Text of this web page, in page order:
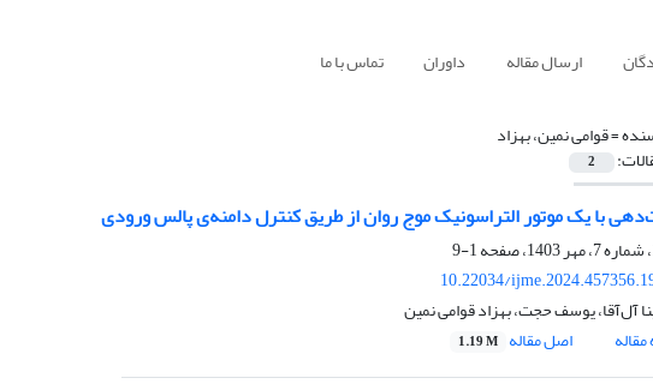
ارسال مقاله داوران تماس با ما
=قوامی نمین، بهزاد
2
با یک موتور التراسونیک موج روان از طریق کنترل دامنه‌ی پالس ورودی
1-9
10.22034/
آل‌آقا، یوسف حجت، بهزاد قوامی نمین
اصل مقاله 1.19 M